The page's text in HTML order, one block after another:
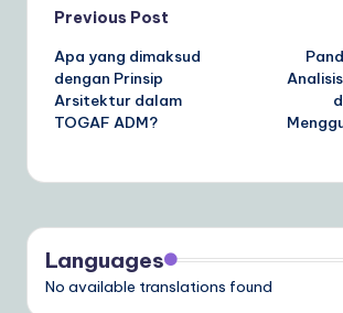
Post
navigation
Previous Post
Apa yang dimaksud
dengan Prinsip
Arsitektur dalam
TOGAF ADM?
Languages
No available translations found